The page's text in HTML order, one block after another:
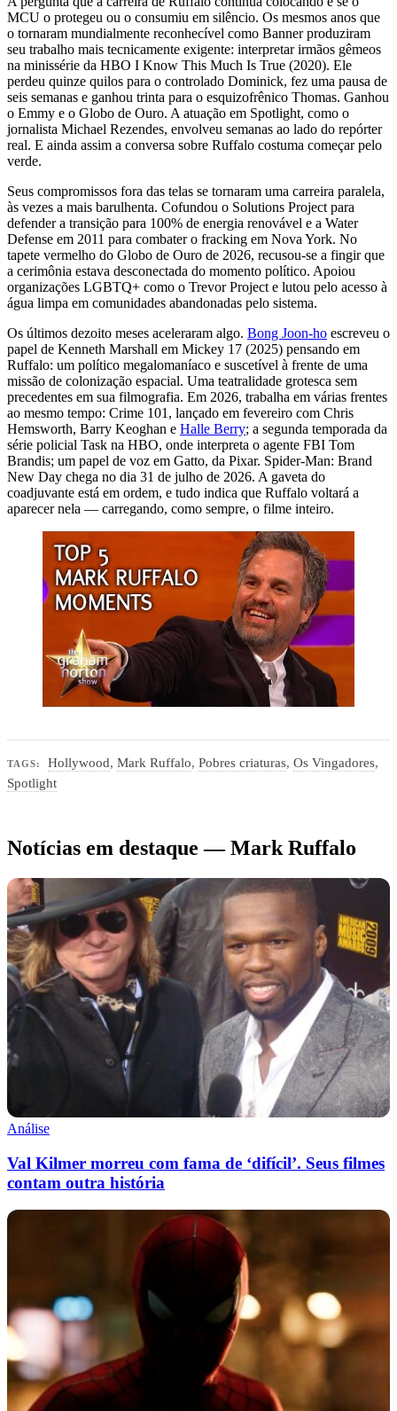
MCU o protegeu ou o consumiu em silêncio. Os mesmos anos que
o tornaram mundialmente reconhecível como Banner produziram
seu trabalho mais tecnicamente exigente: interpretar irmãos gêmeos
na minissérie da HBO I Know This Much Is True (2020). Ele
perdeu quinze quilos para o controlado Dominick, fez uma pausa de
seis semanas e ganhou trinta para o esquizofrênico Thomas. Ganhou
o Emmy e o Globo de Ouro. A atuação em Spotlight, como o
jornalista Michael Rezendes, envolveu semanas ao lado do repórter
real. E ainda assim a conversa sobre Ruffalo costuma começar pelo
verde.
Seus compromissos fora das telas se tornaram uma carreira paralela,
às vezes a mais barulhenta. Cofundou o Solutions Project para
defender a transição para 100% de energia renovável e a Water
Defense em 2011 para combater o fracking em Nova York. No
tapete vermelho do Globo de Ouro de 2026, recusou-se a fingir que
a cerimônia estava desconectada do momento político. Apoiou
organizações LGBTQ+ como o Trevor Project e lutou pelo acesso à
água limpa em comunidades abandonadas pelo sistema.
Os últimos dezoito meses aceleraram algo. Bong Joon-ho escreveu o
papel de Kenneth Marshall em Mickey 17 (2025) pensando em
Ruffalo: um político megalomaníaco e suscetível à frente de uma
missão de colonização espacial. Uma teatralidade grotesca sem
precedentes em sua filmografia. Em 2026, trabalha em várias frentes
ao mesmo tempo: Crime 101, lançado em fevereiro com Chris
Hemsworth, Barry Keoghan e Halle Berry; a segunda temporada da
série policial Task na HBO, onde interpreta o agente FBI Tom
Brandis; um papel de voz em Gatto, da Pixar. Spider-Man: Brand
New Day chega no dia 31 de julho de 2026. A gaveta do
coadjuvante está em ordem, e tudo indica que Ruffalo voltará a
aparecer nela — carregando, como sempre, o filme inteiro.
TAGS: Hollywood,Mark Ruffalo,Pobres criaturas,Os Vingadores,
Spotlight
Notícias em destaque — Mark Ruffalo
Análise
Val Kilmer morreu com fama de ‘difícil’. Seus filmes
contam outra história